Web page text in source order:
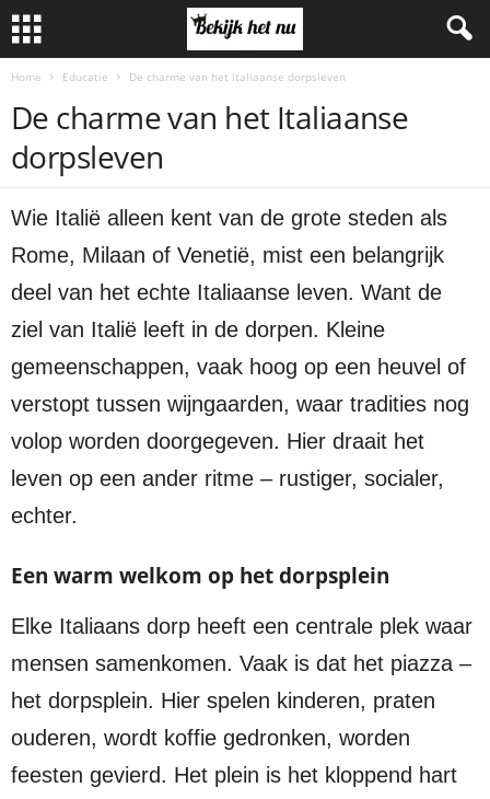
Home Educatie De charme van het Italiaanse dorpsleven
De charme van het Italiaanse
dorpsleven
Wie Italië alleen kent van de grote steden als
Rome, Milaan of Venetië, mist een belangrijk
deel van het echte Italiaanse leven. Want de
ziel van Italië leeft in de dorpen. Kleine
gemeenschappen, vaak hoog op een heuvel of
verstopt tussen wijngaarden, waar tradities nog
volop worden doorgegeven. Hier draait het
leven op een ander ritme – rustiger, socialer,
echter.
Een warm welkom op het dorpsplein
Elke Italiaans dorp heeft een centrale plek waar
mensen samenkomen. Vaak is dat het piazza –
het dorpsplein. Hier spelen kinderen, praten
ouderen, wordt koffie gedronken, worden
feesten gevierd. Het plein is het kloppend hart